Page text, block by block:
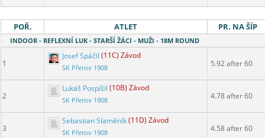
POŘ. ATLET PR. NA ŠÍP
INDOOR - REFLEXNÍ LUK - STARŠÍ ŽÁCI - MUŽI - 18M ROUND
1
Josef Spáčil (11C) Závod
SK Přerov 1908 5.92 after 60
2
Lukáš Pospíšil (10B) Závod
SK Přerov 1908 4.78 after 60
3
Sebastian Slaměník(11D) Závod
SK Přerov 1908 4.58 after 60